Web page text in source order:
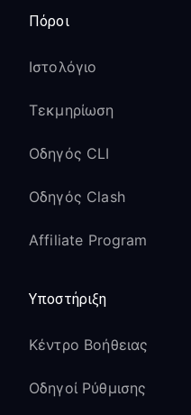
Πόροι
Ιστολόγιο
Τεκμηρίωση
Οδηγός CLI
Οδηγός Clash
Affiliate Program
Υποστήριξη
Κέντρο Βοήθειας
Οδηγοί Ρύθμισης